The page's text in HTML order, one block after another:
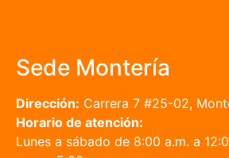
Sede Montería
Dirección: Carrera 7 #25-02,
Horario de atención:
Lunes a sábado de 8:00 a.m. a